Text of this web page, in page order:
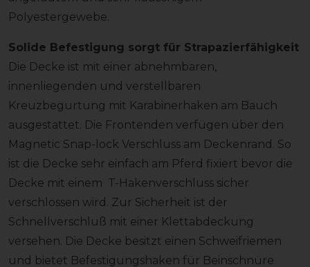
Polyestergewebe.
Solide Befestigung sorgt für Strapazierfähigkeit
Die Decke ist mit einer abnehmbaren,
innenliegenden und verstellbaren
Kreuzbegurtung mit Karabinerhaken am Bauch
ausgestattet. Die Frontenden verfügen über den
Magnetic Snap-lock Verschluss am Deckenrand. So
ist die Decke sehr einfach am Pferd fixiert bevor die
Decke mit einem T-Hakenverschluss sicher
verschlossen wird. Zur Sicherheit ist der
Schnellverschluß mit einer Klettabdeckung
versehen. Die Decke besitzt einen Schweifriemen
und bietet Befestigungshaken für Beinschnüre